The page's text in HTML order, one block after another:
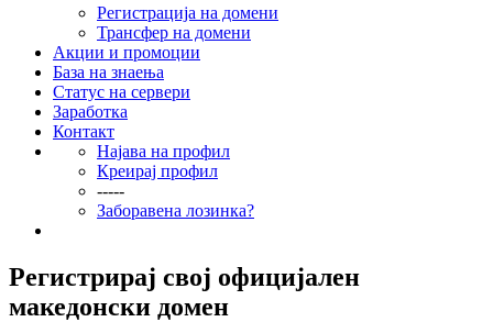
Регистрација на домени
Трансфер на домени
Акции и промоции
База на знаења
Статус на сервери
Заработка
Контакт
Најава на профил
Креирај профил
-----
Заборавена лозинка?
Регистрирај свој официјален
македонски домен